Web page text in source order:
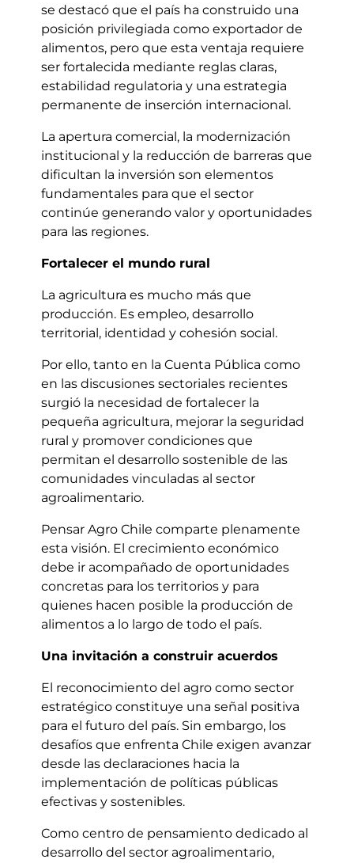
se destacó que el país ha construido una
posición privilegiada como exportador de
alimentos, pero que esta ventaja requiere
ser fortalecida mediante reglas claras,
estabilidad regulatoria y una estrategia
permanente de inserción internacional.
La apertura comercial, la modernización
institucional y la reducción de barreras que
dificultan la inversión son elementos
fundamentales para que el sector
continúe generando valor y oportunidades
para las regiones.
Fortalecer el mundo rural
La agricultura es mucho más que
producción. Es empleo, desarrollo
territorial, identidad y cohesión social.
Por ello, tanto en la Cuenta Pública como
en las discusiones sectoriales recientes
surgió la necesidad de fortalecer la
pequeña agricultura, mejorar la seguridad
rural y promover condiciones que
permitan el desarrollo sostenible de las
comunidades vinculadas al sector
agroalimentario.
Pensar Agro Chile comparte plenamente
esta visión. El crecimiento económico
debe ir acompañado de oportunidades
concretas para los territorios y para
quienes hacen posible la producción de
alimentos a lo largo de todo el país.
Una invitación a construir acuerdos
El reconocimiento del agro como sector
estratégico constituye una señal positiva
para el futuro del país. Sin embargo, los
desafíos que enfrenta Chile exigen avanzar
desde las declaraciones hacia la
implementación de políticas públicas
efectivas y sostenibles.
Como centro de pensamiento dedicado al
desarrollo del sector agroalimentario,